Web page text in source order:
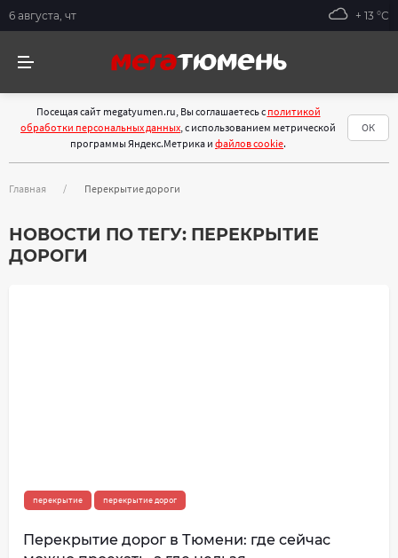
6 августа, чт + 13 °С
Посещая сайт megatyumen.ru, Вы соглашаетесь с политикой
обработки персональных данных, с использованием метрической
программы Яндекс.Метрика и файлов cookie.
ОК
Главная Перекрытие дороги
НОВОСТИ ПО ТЕГУ: ПЕРЕКРЫТИЕ
ДОРОГИ
перекрытие перекрытие дорог
Перекрытие дорог в Тюмени: где сейчас